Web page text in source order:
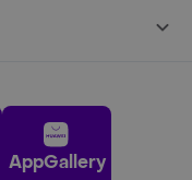
AppGallery